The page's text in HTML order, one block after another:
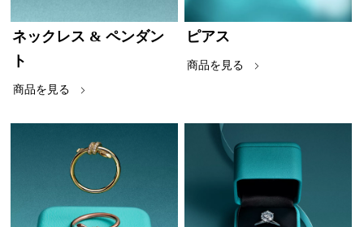
ネックレス & ペンダン
ト
商品を見る
ピアス
商品を見る